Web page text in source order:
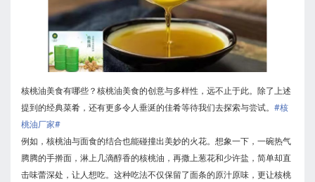
核桃油美食有哪些？核桃油美食的创意与多样性，远不止于此。除了上述
提到的经典菜肴，还有更多令人垂涎的佳肴等待我们去探索与尝试。 #核
桃油厂家#
例如，核桃油与面食的结合也能碰撞出美妙的火花。想象一下，一碗热气
腾腾的手擀面，淋上几滴醇香的核桃油，再撒上葱花和少许盐，简单却直
击味蕾深处，让人想吃。这种吃法不仅保留了面条的原汁原味，更让核桃